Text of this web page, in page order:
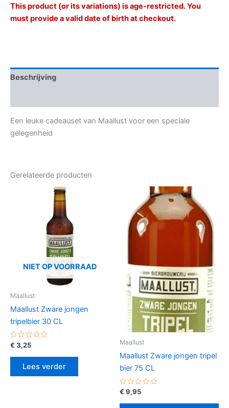
This product (or its variations) is age-restricted. You
must provide a valid date of birth at checkout.
Beschrijving
Een leuke cadeauset van Maallust voor een speciale
gelegenheid
Gerelateerde producten
NIET OP VOORRAAD
Maallust
Maallust Zware jongen
tripelbier 30 CL
Gewaardeerd
uit
€ 3,25
Lees verder
Maallust
Maallust Zware jongen tripel
bier 75 CL
Gewaardeerd
uit
€ 9,95